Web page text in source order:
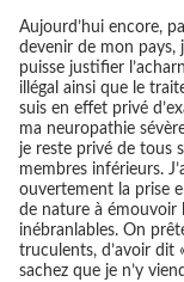
Aujourd’hui encore,
devenir de mon pays,
puisse justifier
illégal ainsi que le
suis en effet privé
ma neuropathie
je reste privé de tous
membres inférieurs.
ouvertement la prise
de nature à émouvoir
inébranlables. On
truculents, d’avoir dit
sachez que je n’y